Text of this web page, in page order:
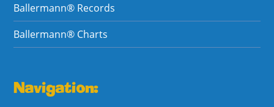
Ballermann® Records
Ballermann® Charts
Navigation: